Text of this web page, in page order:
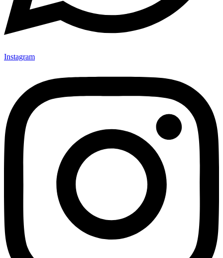
Instagram